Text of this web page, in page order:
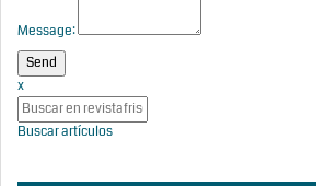
Message:
x
Buscar artículos